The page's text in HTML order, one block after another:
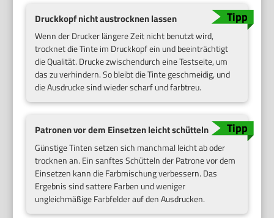
Druckkopf nicht austrocknen lassen
Wenn der Drucker längere Zeit nicht benutzt wird,
trocknet die Tinte im Druckkopf ein und beeinträchtigt
die Qualität. Drucke zwischendurch eine Testseite, um
das zu verhindern. So bleibt die Tinte geschmeidig, und
die Ausdrucke sind wieder scharf und farbtreu.
Patronen vor dem Einsetzen leicht schütteln
Günstige Tinten setzen sich manchmal leicht ab oder
trocknen an. Ein sanftes Schütteln der Patrone vor dem
Einsetzen kann die Farbmischung verbessern. Das
Ergebnis sind sattere Farben und weniger
ungleichmäßige Farbfelder auf den Ausdrucken.